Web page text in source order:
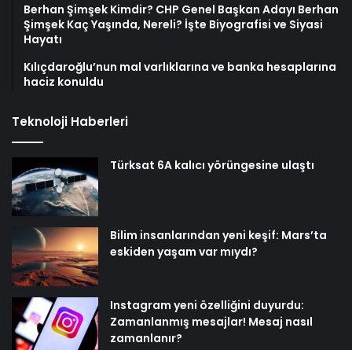
Berhan Şimşek Kimdir? CHP Genel Başkan Adayı Berhan
Şimşek Kaç Yaşında, Nereli? İşte Biyografisi ve Siyasi
Hayatı
Kılıçdaroğlu’nun mal varlıklarına ve banka hesaplarına
haciz konuldu
Teknoloji Haberleri
Türksat 6A kalıcı yörüngesine ulaştı
Bilim insanlarından yeni keşif: Mars’ta
eskiden yaşam var mıydı?
Instagram yeni özelliğini duyurdu:
Zamanlanmış mesajlar! Mesaj nasıl
zamanlanır?